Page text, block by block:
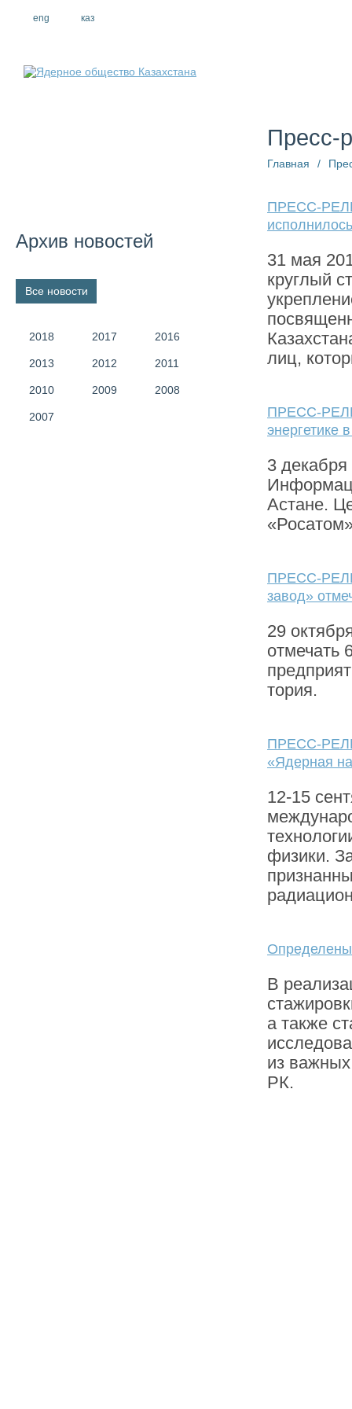
eng каз
Архив новостей
Все новости
2018 2017 2016
2013 2012 2011
2010 2009 2008
2007
Пресс-
Главная /
ПРЕСС-
31 мая
круглый
лиц,
ПРЕСС-
энергетике
3
Астане.
ПРЕСС-
завод»
29
отмечать
тория.
ПРЕСС-
«Ядерная
12-15
физики.
Определены
В
а также
из
РК.